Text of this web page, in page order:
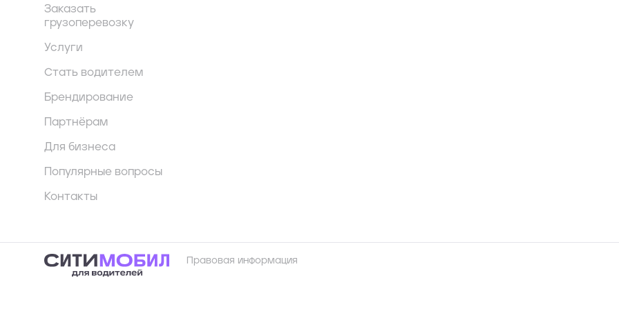
Заказать
грузоперевозку
Услуги
Стать водителем
Брендирование
Партнёрам
Для бизнеса
Популярные вопросы
Контакты
Правовая информация